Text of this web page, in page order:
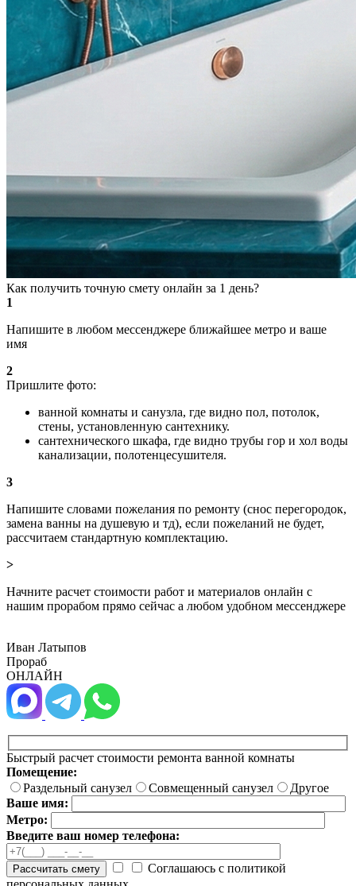
Как получить точную смету онлайн за 1 день?
1
Напишите в любом мессенджере ближайшее метро и ваше
имя
2
Пришлите фото:
ванной комнаты и санузла, где видно пол, потолок,
стены, установленную сантехнику.
сантехнического шкафа, где видно трубы гор и хол воды
канализации, полотенцесушителя.
3
Напишите словами пожелания по ремонту (снос перегородок,
замена ванны на душевую и тд), если пожеланий не будет,
рассчитаем стандартную комплектацию.
>
Начните расчет стоимости работ и материалов онлайн с
нашим прорабом прямо сейчас а любом удобном мессенджере
Иван Латыпов
Прораб
ОНЛАЙН
Быстрый расчет стоимости ремонта ванной комнаты
Помещение:
Раздельный санузел
Совмещенный санузел
Другое
Ваше имя:
Метро:
Введите ваш номер телефона:
Рассчитать смету
Соглашаюсь с политикой